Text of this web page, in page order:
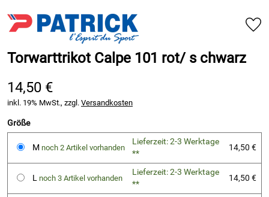
Torwarttrikot Calpe 101 rot/ s chwarz
14,50 €
inkl. 19% MwSt., zzgl. Versandkosten
Größe
M noch 2 Artikel vorhanden
Lieferzeit: 2-3 Werktage
**
14,50 €
L noch 3 Artikel vorhanden
Lieferzeit: 2-3 Werktage
**
14,50 €